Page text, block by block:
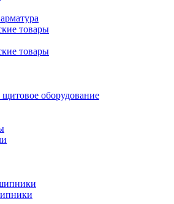
товары
товары
оборудование